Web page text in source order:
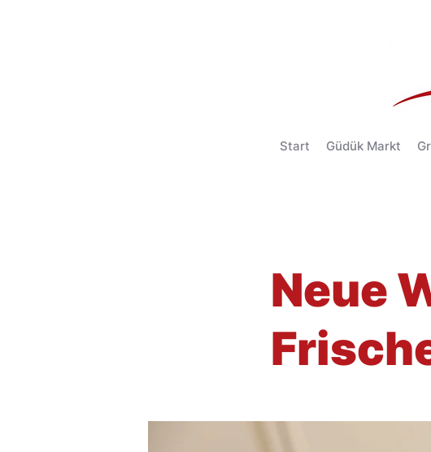
Start Güdük Markt
Neue